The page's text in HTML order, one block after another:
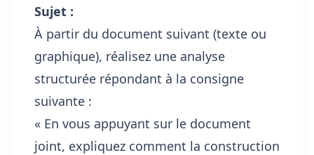
Sujet :
À partir du document suivant (texte ou
graphique), réalisez une analyse
structurée répondant à la consigne
suivante :
« En vous appuyant sur le document
joint, expliquez comment la construction